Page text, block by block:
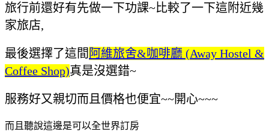
旅行前還好有先做一下功課~比較了一下這附近幾
家旅店,
最後選擇了這間 阿維旅舍&咖啡廳 (Away Hostel &
Coffee Shop)真是沒選錯~
服務好又親切而且價格也便宜~~開心~~~
而且聽說這邊是可以全世界訂房